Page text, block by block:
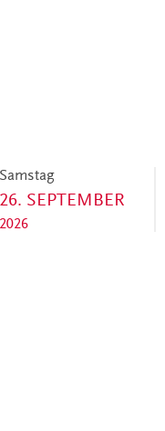
Samstag
26. SEPTEMBER
2026